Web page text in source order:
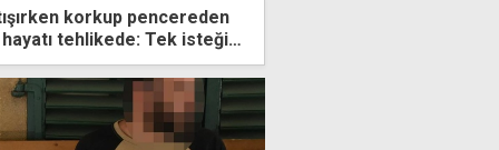
korkup pencereden
hayatı tehlikede: Tek isteğim